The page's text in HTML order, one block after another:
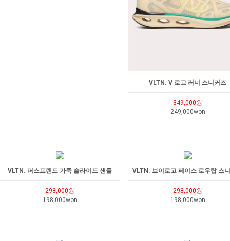
VLTN. V 로고 러너 스니커즈
349,000원
249,000won
VLTN. 퍼스프렌드 가죽 슬라이드 샌들
298,000원
198,000won
VLTN. 브이로고 페이스 로우탑 스
298,000원
198,000won